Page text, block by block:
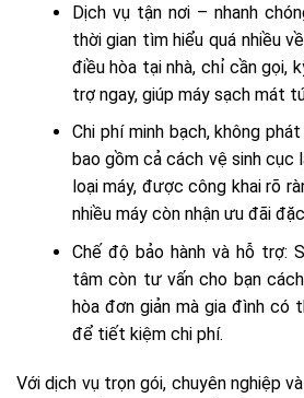
Dịch vụ tận nơi – nhanh
thời gian tìm hiểu quá nhiều
điều hòa tại nhà, chỉ cần gọi,
trợ ngay, giúp máy sạch mát
Chi phí minh bạch, không
bao gồm cả cách vệ sinh cục
loại máy, được công khai rõ
nhiều máy còn nhận ưu đãi
Chế độ bảo hành và hỗ trợ:
tâm còn tư vấn cho bạn
hòa đơn giản mà gia đình có
để tiết kiệm chi phí.
Với dịch vụ trọn gói, chuyên nghiệp